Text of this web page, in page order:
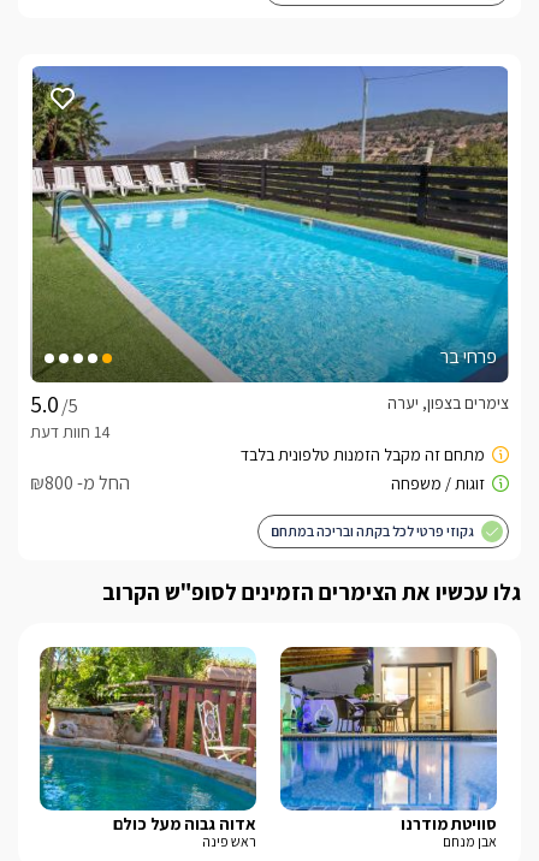
לידיעתכם, הפרטים המוצגים באתר: התפוסה המחירים והמבצעים
מעודכנים ומאומתים. תוכלו לבדוק ולבצע הזמנה באהבה רבה ♥
לפרטים נוספים או שאלות אנחנו פה לשירותכם
בברכה, פולט -052-9125047
לצפייה באטרקציות ומסעדות בקרבת נוף קסום -
לחצו
כאן
פרחי בר
/5
צימרים בצפון, יערה
החל מ- ₪800
גקוזי פרטי לכל בקתה ובריכה במתחם
גלו עכשיו את הצימרים הזמינים לסופ"ש הקרוב
סוויטת מודרנו
אבן מנחם
אדוה גבוה מעל כולם
ראש פינה